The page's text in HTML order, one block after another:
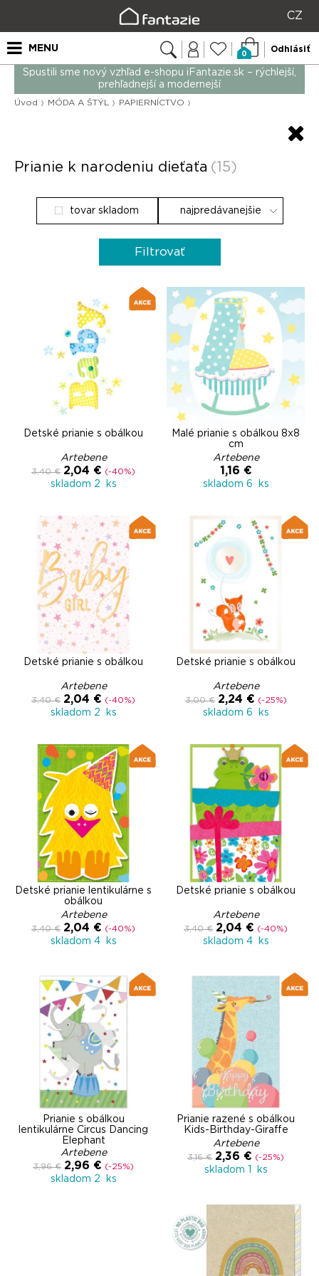
CZ
MENU
0
Odhlásiť
Spustili sme nový vzhľad e-shopu iFantazie.sk – rýchlejší,
prehľadnejší a modernejší
Úvod MÓDA A ŠTÝL PAPIERNÍCTVO
Prianie k narodeniu dieťaťa (15)
tovar skladom
Filtrovať
Detské prianie s obálkou
Artebene
3,40 € 2,04 € (-40%)
skladom 2 ks
Malé prianie s obálkou 8x8
cm
Artebene
1,16 €
skladom 6 ks
Detské prianie s obálkou
Artebene
3,40 € 2,04 € (-40%)
skladom 2 ks
Detské prianie s obálkou
Artebene
3,00 € 2,24 € (-25%)
skladom 6 ks
Detské prianie lentikulárne s
obálkou
Artebene
3,40 € 2,04 € (-40%)
skladom 4 ks
Detské prianie s obálkou
Artebene
3,40 € 2,04 € (-40%)
skladom 4 ks
Prianie s obálkou
lentikulárne Circus Dancing
Elephant
Artebene
3,96 € 2,96 € (-25%)
skladom 2 ks
Prianie razené s obálkou
Kids-Birthday-Giraffe
Artebene
3,16 € 2,36 € (-25%)
skladom 1 ks